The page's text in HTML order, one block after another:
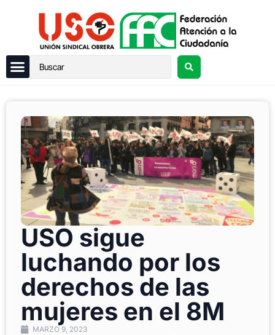
USO sigue
luchando por los
derechos de las
mujeres en el 8M
MARZO 9, 2023